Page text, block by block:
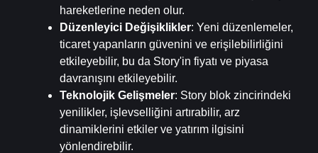
hareketlerine neden olur.
Düzenleyici Değişiklikler: Yeni düzenlemeler,
ticaret yapanların güvenini ve erişilebilirliğini
etkileyebilir, bu da Story'in fiyatı ve piyasa
davranışını etkileyebilir.
Teknolojik Gelişmeler: Story blok zincirindeki
yenilikler, işlevselliğini artırabilir, arz
dinamiklerini etkiler ve yatırım ilgisini
yönlendirebilir.